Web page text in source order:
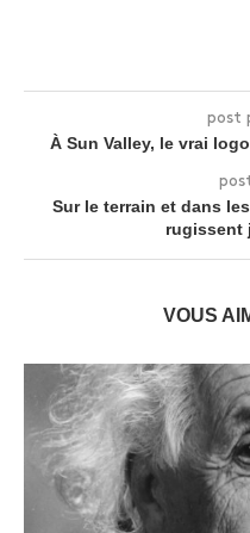
post
À Sun Valley, le vrai
Sur le terrain et dans
rugissent
VOUS